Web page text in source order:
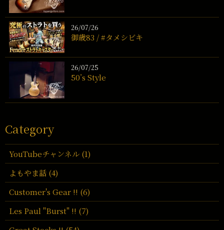
26/07/26
御歳83 / #タメシビキ
26/07/25
50’s Style
Category
YouTubeチャンネル (1)
よもやま話 (4)
Customer's Gear !! (6)
Les Paul "Burst" !! (7)